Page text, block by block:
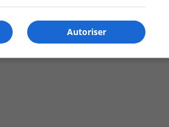
Autoriser